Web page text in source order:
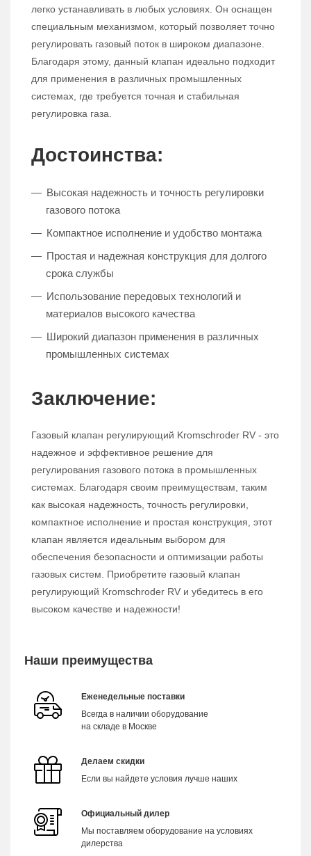
легко устанавливать в любых условиях. Он оснащен
специальным механизмом, который позволяет точно
регулировать газовый поток в широком диапазоне.
Благодаря этому, данный клапан идеально подходит
для применения в различных промышленных
системах, где требуется точная и стабильная
регулировка газа.
Достоинства:
Высокая надежность и точность регулировки
газового потока
Компактное исполнение и удобство монтажа
Простая и надежная конструкция для долгого
срока службы
Использование передовых технологий и
материалов высокого качества
Широкий диапазон применения в различных
промышленных системах
Заключение:
Газовый клапан регулирующий Kromschroder RV - это
надежное и эффективное решение для
регулирования газового потока в промышленных
системах. Благодаря своим преимуществам, таким
как высокая надежность, точность регулировки,
компактное исполнение и простая конструкция, этот
клапан является идеальным выбором для
обеспечения безопасности и оптимизации работы
газовых систем. Приобретите газовый клапан
регулирующий Kromschroder RV и убедитесь в его
высоком качестве и надежности!
Наши преимущества
Еженедельные поставки
Всегда в наличии оборудование
на складе в Москве
Делаем скидки
Если вы найдете условия лучше наших
Официальный дилер
Мы поставляем оборудование на условиях
дилерства